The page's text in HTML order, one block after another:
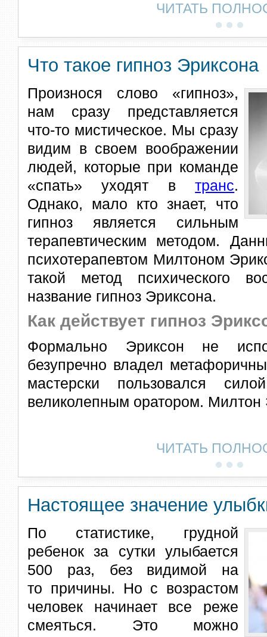
ЧИТАТЬ
Что такое гипноз Эриксона
Произнося слово «гипноз»,
нам сразу представляется
что-то мистическое. Мы сразу
видим в своем воображении
людей, которые при команде
«спать» уходят втранс.
Однако, мало кто знает, что
гипноз является сильным
терапевтическим методом.
психотерапевтом Милтоном
такой метод психического
название гипноз Эриксона.
Как действует гипноз
Формально Эриксон не
безупречно владел
мастерски пользовался
великолепным оратором. Милтон
ЧИТАТЬ
Настоящее значение
По статистике, грудной
ребенок за сутки улыбается
500 раз, без видимой на
то причины. Но с возрастом
человек начинает все реже
смеяться. Это можно